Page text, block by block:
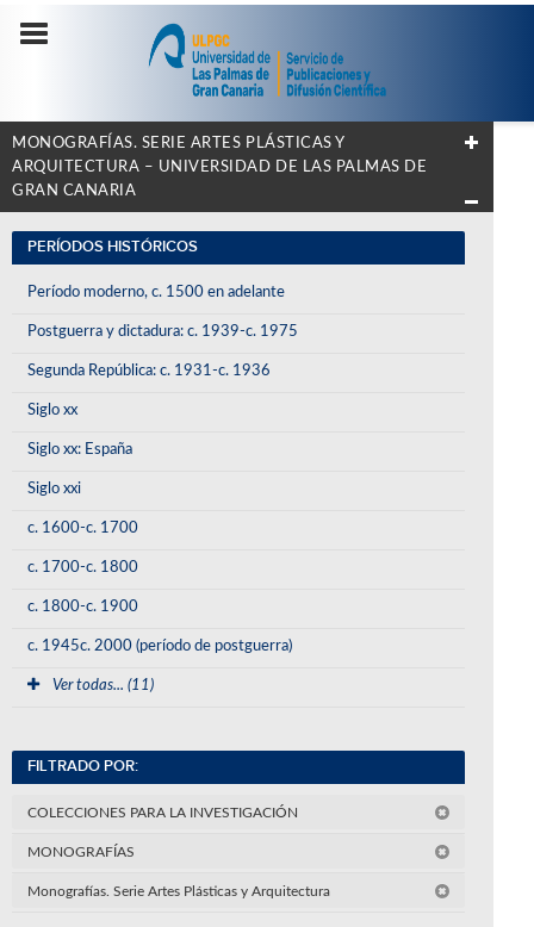
MONOGRAFÍAS. SERIE ARTES PLÁSTICAS Y
ARQUITECTURA – UNIVERSIDAD DE LAS PALMAS DE
GRAN CANARIA
PERÍODOS HISTÓRICOS
Período moderno, c. 1500 en adelante
Postguerra y dictadura: c. 1939-c. 1975
Segunda República: c. 1931-c. 1936
Siglo xx
Siglo xx: España
Siglo xxi
c. 1600-c. 1700
c. 1700-c. 1800
c. 1800-c. 1900
c. 1945c. 2000 (período de postguerra)
Ver todas... (11)
FILTRADO POR:
COLECCIONES PARA LA INVESTIGACIÓN
MONOGRAFÍAS
Monografías. Serie Artes Plásticas y Arquitectura